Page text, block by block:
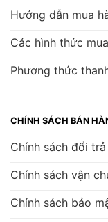
Hướng dẫn mua
Các hình thức
Phương thức
CHÍNH SÁCH BÁN
Chính sách đổi trả
Chính sách vận
Chính sách bảo